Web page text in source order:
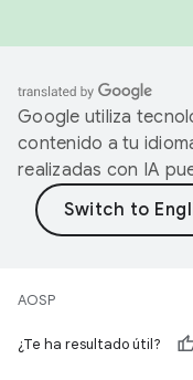
Google utiliza
contenido a tu
realizadas con IA
AOSP
¿Te ha resultado útil?